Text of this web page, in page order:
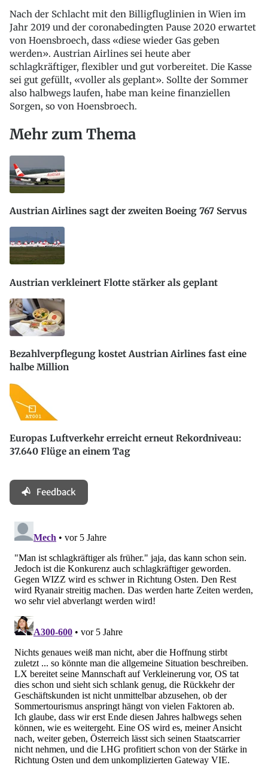
Nach der Schlacht mit den Billigfluglinien in Wien im
Jahr 2019 und der coronabedingten Pause 2020 erwartet
von Hoensbroech, dass «diese wieder Gas geben
werden». Austrian Airlines sei heute aber
schlagkräftiger, flexibler und gut vorbereitet. Die Kasse
sei gut gefüllt, «voller als geplant». Sollte der Sommer
also halbwegs laufen, habe man keine finanziellen
Sorgen, so von Hoensbroech.
Mehr zum Thema
Austrian Airlines sagt der zweiten Boeing 767 Servus
Austrian verkleinert Flotte stärker als geplant
Bezahlverpflegung kostet Austrian Airlines fast eine
halbe Million
Europas Luftverkehr erreicht erneut Rekordniveau:
37.640 Flüge an einem Tag
Feedback